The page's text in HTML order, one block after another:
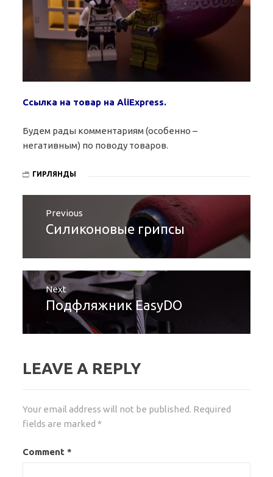
Ссылка на товар на AliExpress.
Будем рады комментариям (особенно –
негативным) по поводу товаров.
ГИРЛЯНДЫ
navigation
Previous
Previous
Силиконовые грипсы
Next
Next
Подфляжник EasyDO
LEAVE A REPLY
Your email address will not be published. Required
fields are marked*
Comment*